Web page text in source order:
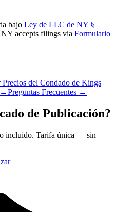
bajo Ley de LLC de NY §
NY accepts filings via Formulario
Precios del Condado de Kings
→Preguntas Frecuentes →
de Publicación?
incluido. Tarifa única — sin